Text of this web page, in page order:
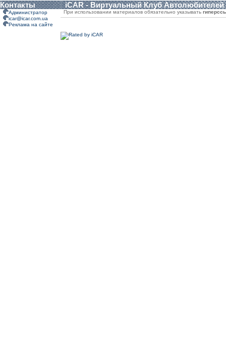
Контакты iCAR - Виртуальный Клуб Автолюбителей
Администратор
icar@icar.com.ua
Реклама на сайте
При использовании материалов обязательно указывать